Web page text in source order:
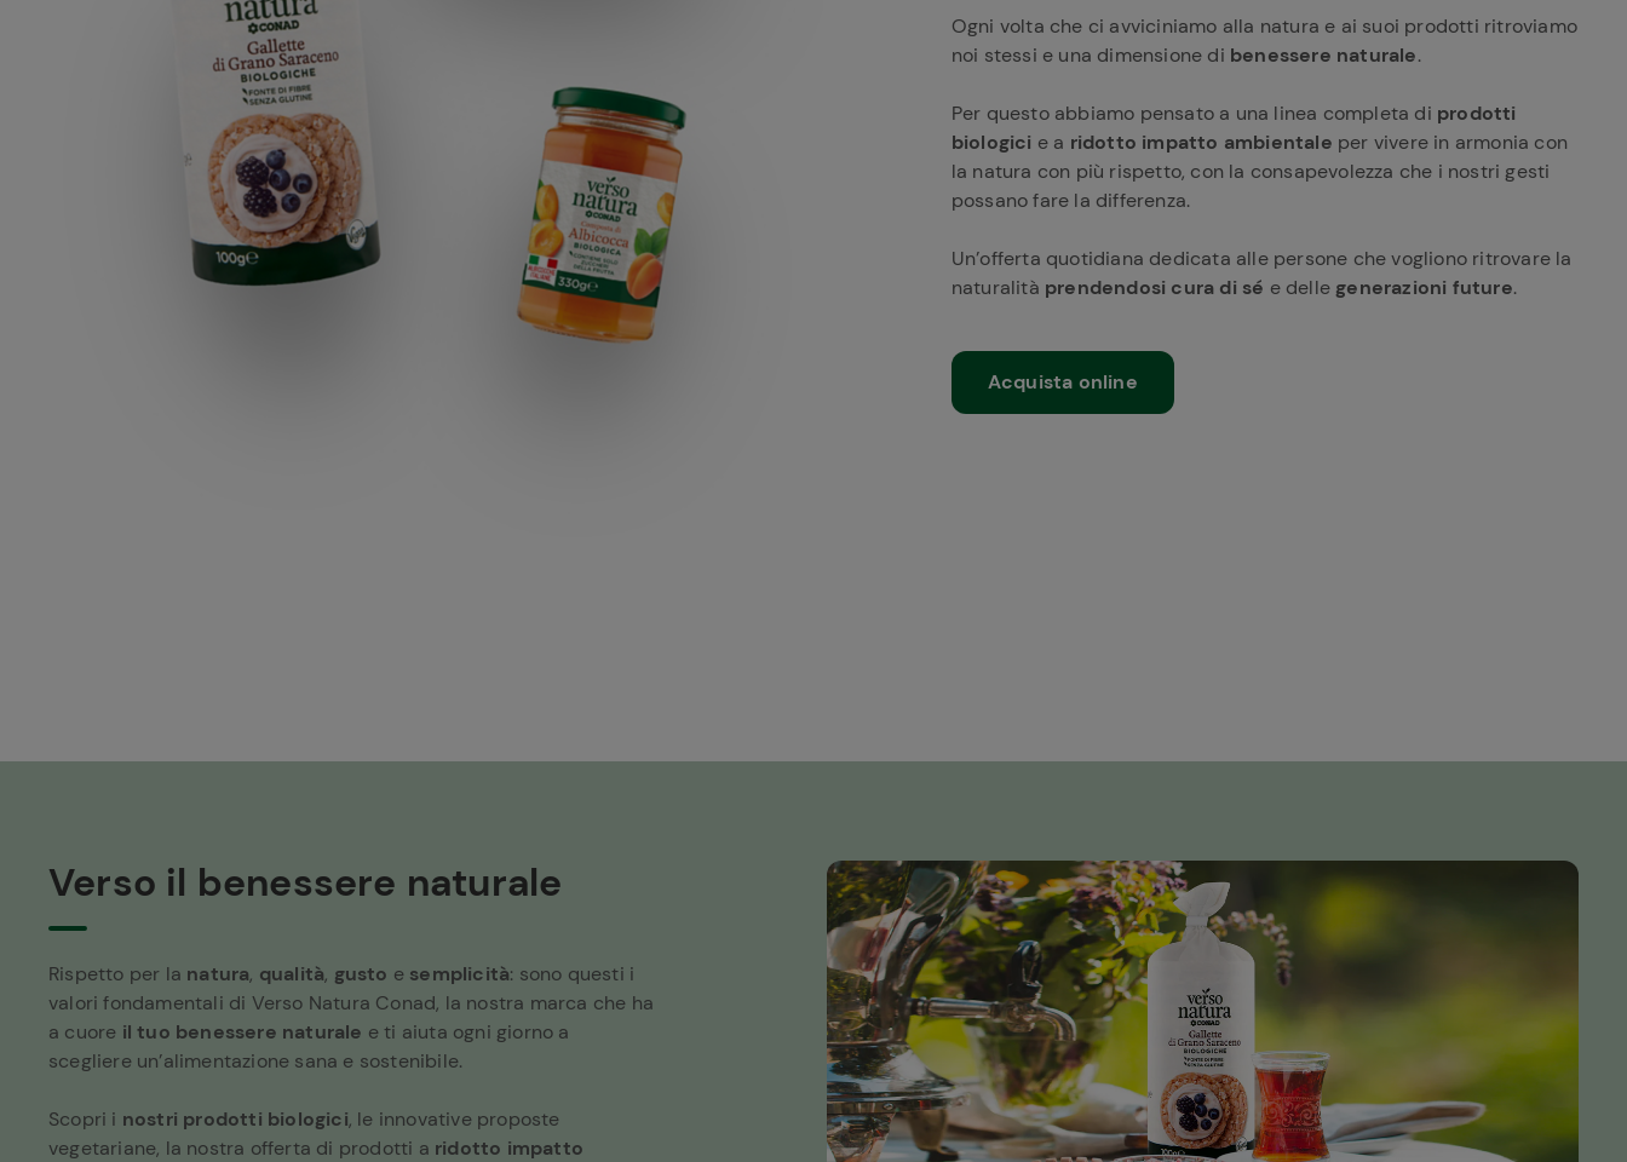
Ogni volta che ci avviciniamo alla natura e ai suoi prodotti ritroviamo
noi stessi e una dimensione di benessere naturale.
Per questo abbiamo pensato a una linea completa di prodotti
biologici e a ridotto impatto ambientale per vivere in armonia con
la natura con più rispetto, con la consapevolezza che i nostri gesti
possano fare la differenza.
Un’offerta quotidiana dedicata alle persone che vogliono ritrovare la
naturalità prendendosi cura di sé e delle generazioni future.
Acquista online
Verso il benessere naturale
Rispetto per la natura, qualità, gusto e semplicità: sono questi i
valori fondamentali di Verso Natura Conad, la nostra marca che ha
a cuore il tuo benessere naturale e ti aiuta ogni giorno a
scegliere un’alimentazione sana e sostenibile.
Scopri i nostri prodotti biologici, le innovative proposte
vegetariane, la nostra offerta di prodotti a ridotto impatto